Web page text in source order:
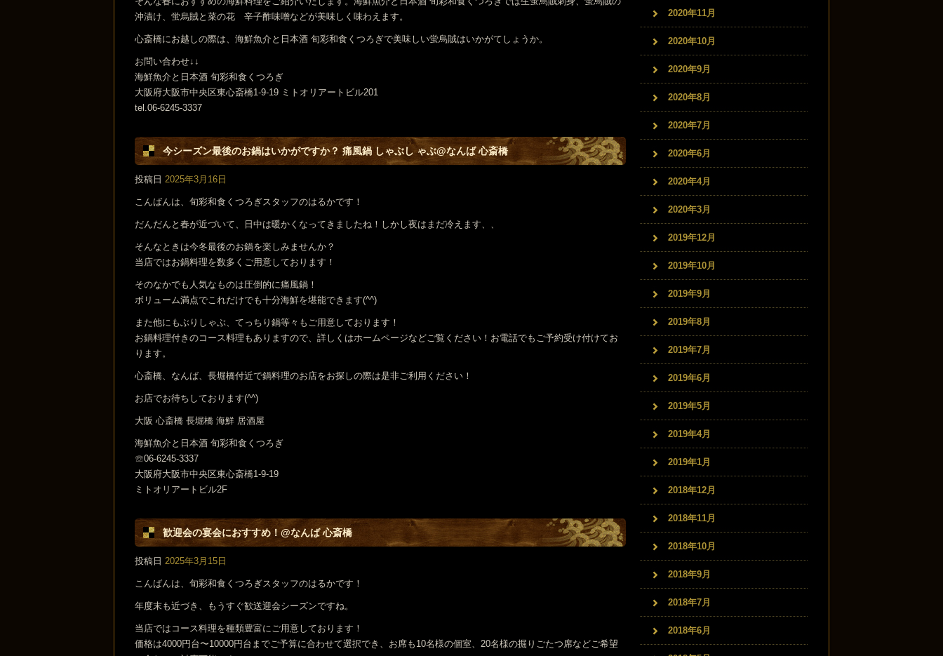
沖漬け、蛍烏賊と菜の花 辛子酢味噌などが美味しく味わえます。
心斎橋にお越しの際は、海鮮魚介と日本酒 旬彩和食くつろぎで美味しい蛍烏賊はいかがてしょうか。
お問い合わせ↓↓
海鮮魚介と日本酒 旬彩和食くつろぎ
大阪府大阪市中央区東心斎橋1-9-19 ミトオリアートビル201
tel.06-6245-3337
今シーズン最後のお鍋はいかがですか？ 痛風鍋 しゃぶし ゃぶ@なんば 心斎橋
投稿日 2025年3月16日
こんばんは、旬彩和食くつろぎスタッフのはるかです！
だんだんと春が近づいて、日中は暖かくなってきましたね！しかし夜はまだ冷えます、、
そんなときは今冬最後のお鍋を楽しみませんか？
当店ではお鍋料理を数多くご用意しております！
そのなかでも人気なものは圧倒的に痛風鍋！
ボリューム満点でこれだけでも十分海鮮を堪能できます(^^)
また他にもぶりしゃぶ、てっちり鍋等々もご用意しております！
お鍋料理付きのコース料理もありますので、詳しくはホームページなどご覧ください！お電話でもご予約受け付けてお
ります。
心斎橋、なんば、長堀橋付近で鍋料理のお店をお探しの際は是非ご利用ください！
お店でお待ちしております(^^)
大阪 心斎橋 長堀橋 海鮮 居酒屋
海鮮魚介と日本酒 旬彩和食くつろぎ
☏06-6245-3337
大阪府大阪市中央区東心斎橋1-9-19
ミトオリアートビル2F
歓迎会の宴会におすすめ！@なんば 心斎橋
投稿日 2025年3月15日
こんばんは、旬彩和食くつろぎスタッフのはるかです！
年度末も近づき、もうすぐ歓送迎会シーズンですね。
当店ではコース料理を種類豊富にご用意しております！
価格は4000円台〜10000円台までご予算に合わせて選択でき、お席も10名様の個室、20名様の掘りごたつ席などご希望
2020年11月
2020年10月
2020年9月
2020年8月
2020年7月
2020年6月
2020年4月
2020年3月
2019年12月
2019年10月
2019年9月
2019年8月
2019年7月
2019年6月
2019年5月
2019年4月
2019年1月
2018年12月
2018年11月
2018年10月
2018年9月
2018年7月
2018年6月